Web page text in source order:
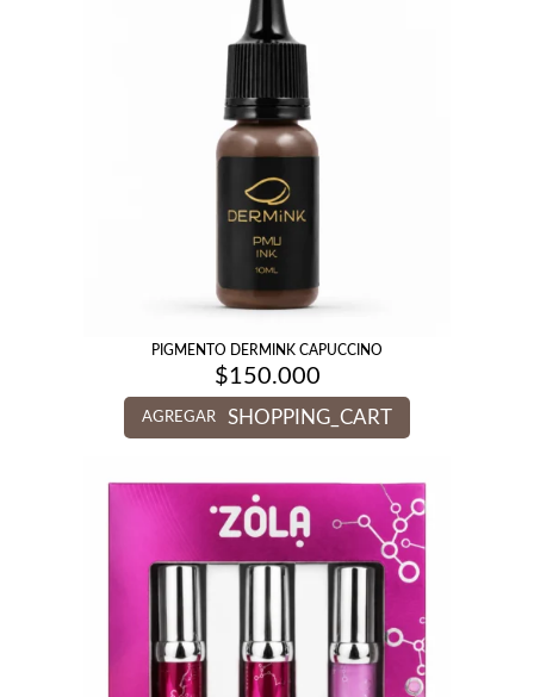
PIGMENTO DERMINK CAPUCCINO
$150.000
AGREGAR SHOPPING_CART